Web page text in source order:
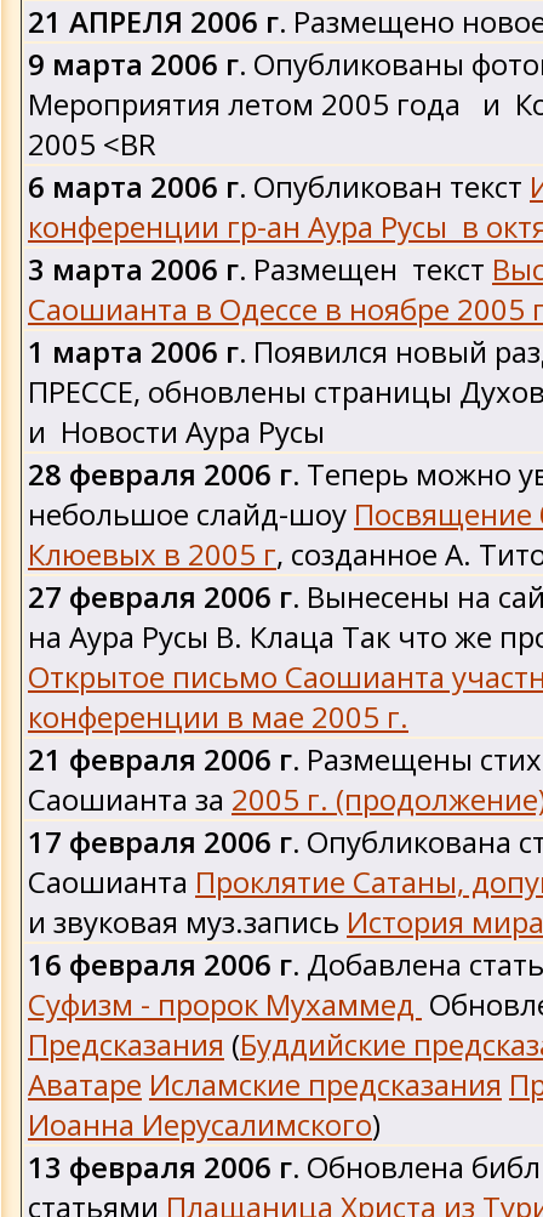
21 АПРЕЛЯ 2006 г. Размещено
9 марта 2006 г. Опубликованы
Мероприятия летом 2005 года и
2005 <BR
6 марта 2006 г. Опубликован текст
конференции гр-ан Аура Русы в
3 марта 2006 г. Размещен текст
Саошианта в Одессе в ноябре 2005
1 марта 2006 г. Появился новый
ПРЕССЕ, обновлены страницы
и Новости Аура Русы
28 февраля 2006 г. Теперь можно
небольшое слайд-шоу Посвящение
Клюевых в 2005 г, созданное А.
27 февраля 2006 г. Вынесены на
на Аура Русы В. Клаца Так что же
Открытое письмо Саошианта
конференции в мае 2005 г.
21 февраля 2006 г. Размещены
Саошианта за 2005 г.
17 февраля 2006 г. Опубликована
Саошианта Проклятие Сатаны,
и звуковая муз.запись История мира
16 февраля 2006 г. Добавлена
Суфизм - пророк Мухаммед
Предсказания (Буддийские
Аватаре Исламские предсказания
Иоанна Иерусалимского)
13 февраля 2006 г. Обновлена
статьями Плащаница Христа из